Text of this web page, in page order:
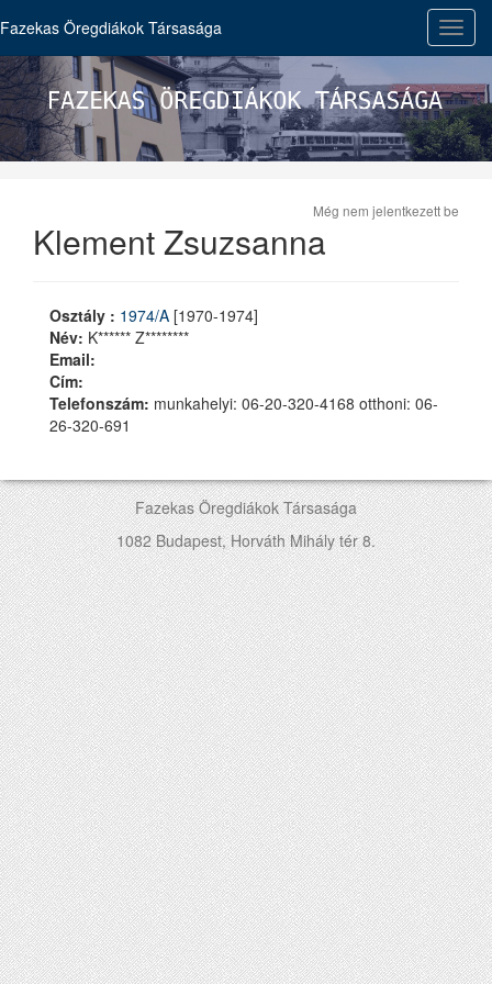
Fazekas Öregdiákok Társasága
Még nem jelentkezett be
Klement Zsuzsanna
Osztály : 1974/A [1970-1974]
Név: K****** Z********
Email:
Cím:
Telefonszám: munkahelyi: 06-20-320-4168 otthoni: 06-
26-320-691
Fazekas Öregdiákok Társasága
1082 Budapest, Horváth Mihály tér 8.